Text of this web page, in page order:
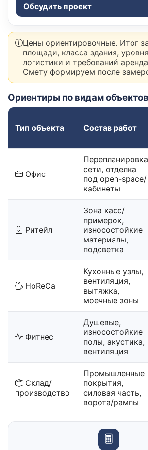
Обсудить проект
Цены ориентировочные. Итог
площади, класса здания,
логистики и требований
Смету формируем после
Ориентиры по видам объектов
Тип объекта Состав работ
Офис
сети, отделка
под open-space/
кабинеты
Ритейл
Зона касс/
примерок,
износостойкие
материалы,
подсветка
HoReCa
Кухонные узлы,
вентиляция,
вытяжка,
моечные зоны
Фитнес
Душевые,
износостойкие
полы, акустика,
вентиляция
Склад/
производство
Промышленные
покрытия,
силовая часть,
ворота/рампы